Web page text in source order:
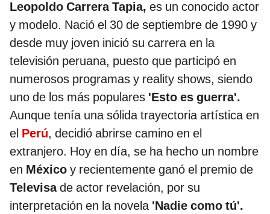
Leopoldo Carrera Tapia, es un conocido actor
y modelo. Nació el 30 de septiembre de 1990 y
desde muy joven inició su carrera en la
televisión peruana, puesto que participó en
numerosos programas y reality shows, siendo
uno de los más populares 'Esto es guerra'.
Aunque tenía una sólida trayectoria artística en
el Perú, decidió abrirse camino en el
extranjero. Hoy en día, se ha hecho un nombre
en México y recientemente ganó el premio de
Televisade actor revelación, por su
interpretación en la novela 'Nadie como tú'.